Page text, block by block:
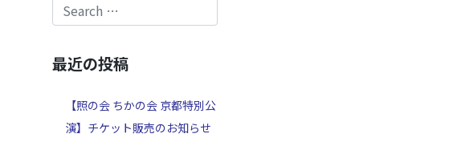
最近の投稿
【照の会 ちかの会 京都特別公
演】チケット販売のお知らせ